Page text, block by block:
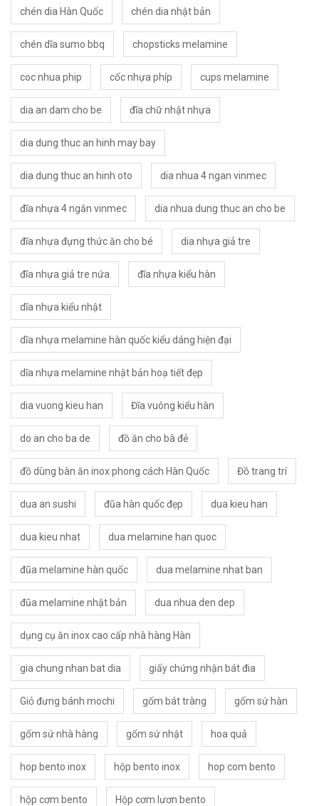
chén dia Hàn Quốc chén dia nhật bản
chén dĩa sumo bbq chopsticks melamine
coc nhua phip cốc nhựa phíp cups melamine
dia an dam cho be đĩa chữ nhật nhựa
dia dung thuc an hinh may bay
dia dung thuc an hinh oto dia nhua 4 ngan vinmec
đĩa nhựa 4 ngăn vinmec dia nhua dung thuc an cho be
đĩa nhựa đựng thức ăn cho bé dia nhựa giả tre
đĩa nhựa giả tre nứa đĩa nhựa kiểu hàn
dĩa nhựa kiểu nhật
dĩa nhựa melamine hàn quốc kiểu dáng hiện đại
dĩa nhựa melamine nhật bản hoạ tiết đẹp
dia vuong kieu han Đĩa vuông kiểu hàn
do an cho ba de đồ ăn cho bà đẻ
đồ dùng bàn ăn inox phong cách Hàn Quốc Đồ trang trí
dua an sushi đũa hàn quốc đẹp dua kieu han
dua kieu nhat dua melamine han quoc
đũa melamine hàn quốc dua melamine nhat ban
đũa melamine nhật bản dua nhua den dep
dụng cụ ăn inox cao cấp nhà hàng Hàn
gia chung nhan bat dia giấy chứng nhận bát đia
Giỏ đưng bánh mochi gốm bát tràng gốm sứ hàn
gốm sứ nhà hàng gốm sứ nhật hoa quả
hop bento inox hộp bento inox hop com bento
hộp cơm bento Hộp cơm lươn bento